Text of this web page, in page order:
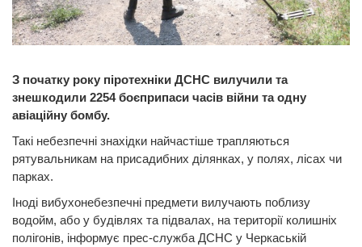
З початку року піротехніки ДСНС вилучили та
знешкодили 2254 боєприпаси часів війни та одну
авіаційну бомбу.
Такі небезпечні знахідки найчастіше трапляються
рятувальникам на присадибних ділянках, у полях, лісах чи
парках.
Іноді вибухонебезпечні предмети вилучають поблизу
водойм, або у будівлях та підвалах, на території колишніх
полігонів, інформує прес-служба ДСНС у Черкаській